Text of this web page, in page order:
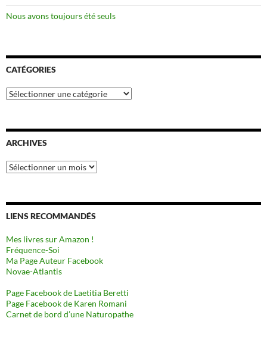
Nous avons toujours été seuls
CATÉGORIES
Catégories
ARCHIVES
Archives
LIENS RECOMMANDÉS
Mes livres sur Amazon !
Fréquence-Soi
Ma Page Auteur Facebook
Novae-Atlantis
Page Facebook de Laetitia Beretti
Page Facebook de Karen Romani
Carnet de bord d’une Naturopathe